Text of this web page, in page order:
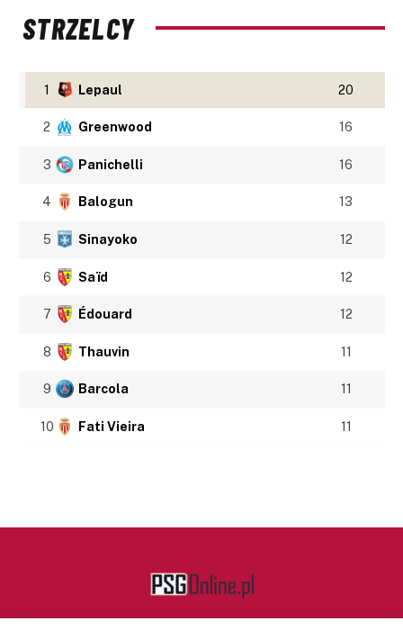
STRZELCY
1 Lepaul 20
2 Greenwood 16
3 Panichelli 16
4 Balogun 13
5 Sinayoko 12
6 Saïd 12
7 Édouard 12
8 Thauvin 11
9 Barcola 11
10 Fati Vieira 11